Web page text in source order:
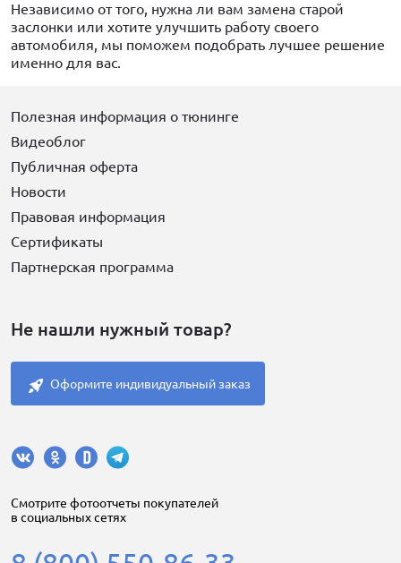
Независимо от того, нужна ли вам замена старой
заслонки или хотите улучшить работу своего
автомобиля, мы поможем подобрать лучшее решение
именно для вас.
Полезная информация о тюнинге
Видеоблог
Публичная оферта
Новости
Правовая информация
Сертификаты
Партнерская программа
Не нашли нужный товар?
Оформите индивидуальный заказ
Cмотрите фотоотчеты покупателей
в социальных сетях